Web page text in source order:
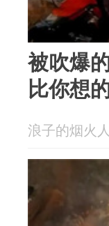
被吹爆
比你想
浪子的烟火